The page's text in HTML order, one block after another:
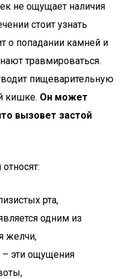
не ощущает наличия
стоит узнать
о попадании камней и
травмироваться.
пищеварительную
кишке. Он может
вызовет застой
рта,
одним из
желчи,
– эти ощущения